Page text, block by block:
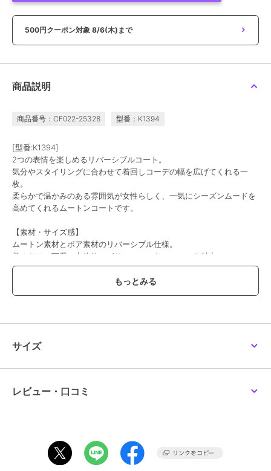
500円クーポン対象 8/6(木)まで
商品説明
商品番号：CF022-25328 型番：K1394
[型番:K1394]
2つの表情を楽しめるリバーシブルコート。
気分やスタイリングに合わせて着回しコーデの幅を広げてくれる一
枚。
柔らかで温かみのある雰囲気が女性らしく、一気にシーズンムードを
高めてくれるムートンコートです。
【素材・サイズ感】
ムートン素材とボア素材のリバーシブル仕様。
着るだけで可愛い立体的でボリューミーなフォルムも魅力。
軽い羽織り心地ながら風を通しにくい防寒性もうれしいショート丈ム
ブランド
ブラウン、エクリュ、ネイビー
サイズ
レビュー・口コミ